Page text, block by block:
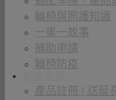
輪椅與照護知識
一車一故事
補助申請
輪椅防疫
產品註冊 | 送延